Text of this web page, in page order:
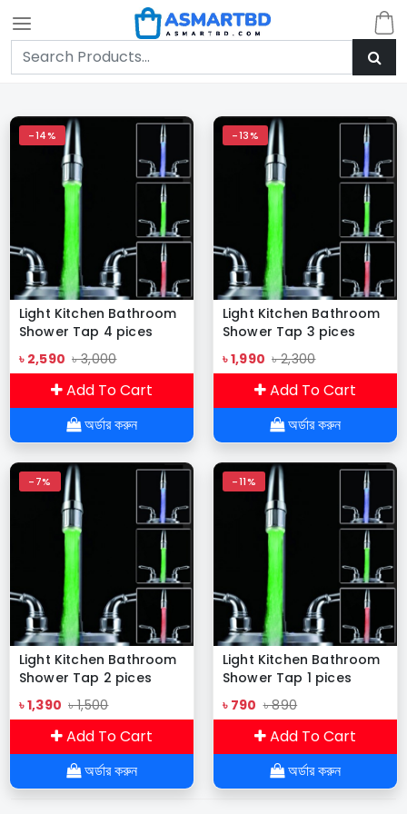
-14%
Light Kitchen Bathroom
Shower Tap 4 pices
৳ 2,590 ৳ 3,000
Add To Cart
অর্ডার করুন
-13%
Light Kitchen Bathroom
Shower Tap 3 pices
৳ 1,990 ৳ 2,300
Add To Cart
অর্ডার করুন
-7%
Light Kitchen Bathroom
Shower Tap 2 pices
৳ 1,390 ৳ 1,500
Add To Cart
অর্ডার করুন
-11%
Light Kitchen Bathroom
Shower Tap 1 pices
৳ 790 ৳ 890
Add To Cart
অর্ডার করুন